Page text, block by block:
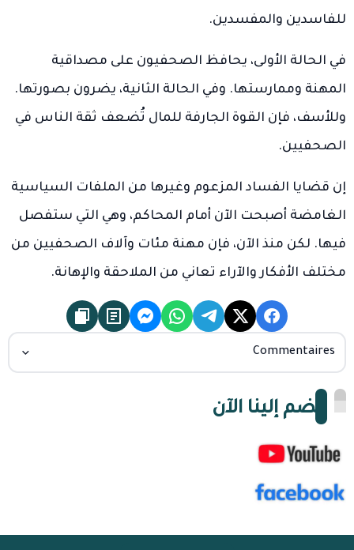
للفاسدين والمفسدين.
في الحالة الأولى، يحافظ الصحفيون على مصداقية
المهنة وممارستها. وفي الحالة الثانية، يضرون بصورتها.
وللأسف، فإن القوة الجارفة للمال تُضعف ثقة الناس في
الصحفيين.
إن قضايا الفساد المزعوم وغيرها من الملفات السياسية
الغامضة أصبحت الآن أمام المحاكم، وهي التي ستفصل
فيها. لكن منذ الآن، فإن مهنة مئات وآلاف الصحفيين من
مختلف الأفكار والآراء تعاني من الملاحقة والإهانة.
Commentaires
انضم إلينا الآن